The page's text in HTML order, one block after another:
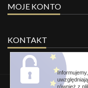
MOJE KONTO
KONTAKT
również z